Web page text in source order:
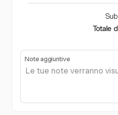
Totale
Note aggiuntive